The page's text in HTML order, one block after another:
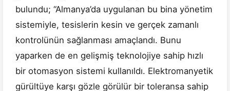
bulundu; “Almanya’da uygulanan bu bina yönetim
sistemiyle, tesislerin kesin ve gerçek zamanlı
kontrolünün sağlanması amaçlandı. Bunu
yaparken de en gelişmiş teknolojiye sahip hızlı
bir otomasyon sistemi kullanıldı. Elektromanyetik
gürültüye karşı gözle görülür bir toleransa sahip